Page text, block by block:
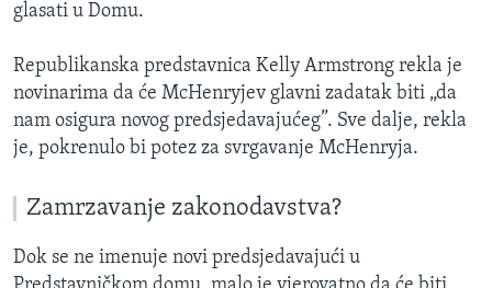
glasati u Domu.
Republikanska predstavnica Kelly Armstrong rekla je
novinarima da će McHenryjev glavni zadatak biti „da
nam osigura novog predsjedavajućeg”. Sve dalje, rekla
je, pokrenulo bi potez za svrgavanje McHenryja.
Zamrzavanje zakonodavstva?
Dok se ne imenuje novi predsjedavajući u